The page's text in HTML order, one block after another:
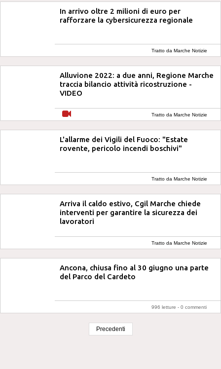
In arrivo oltre 2 milioni di euro per
rafforzare la cybersicurezza regionale
Tratto da Marche Notizie
Alluvione 2022: a due anni, Regione Marche
traccia bilancio attività ricostruzione -
VIDEO
Tratto da Marche Notizie
L'allarme dei Vigili del Fuoco: "Estate
rovente, pericolo incendi boschivi"
Tratto da Marche Notizie
Arriva il caldo estivo, Cgil Marche chiede
interventi per garantire la sicurezza dei
lavoratori
Tratto da Marche Notizie
Ancona, chiusa fino al 30 giugno una parte
del Parco del Cardeto
996 letture - 0 commenti
Precedenti